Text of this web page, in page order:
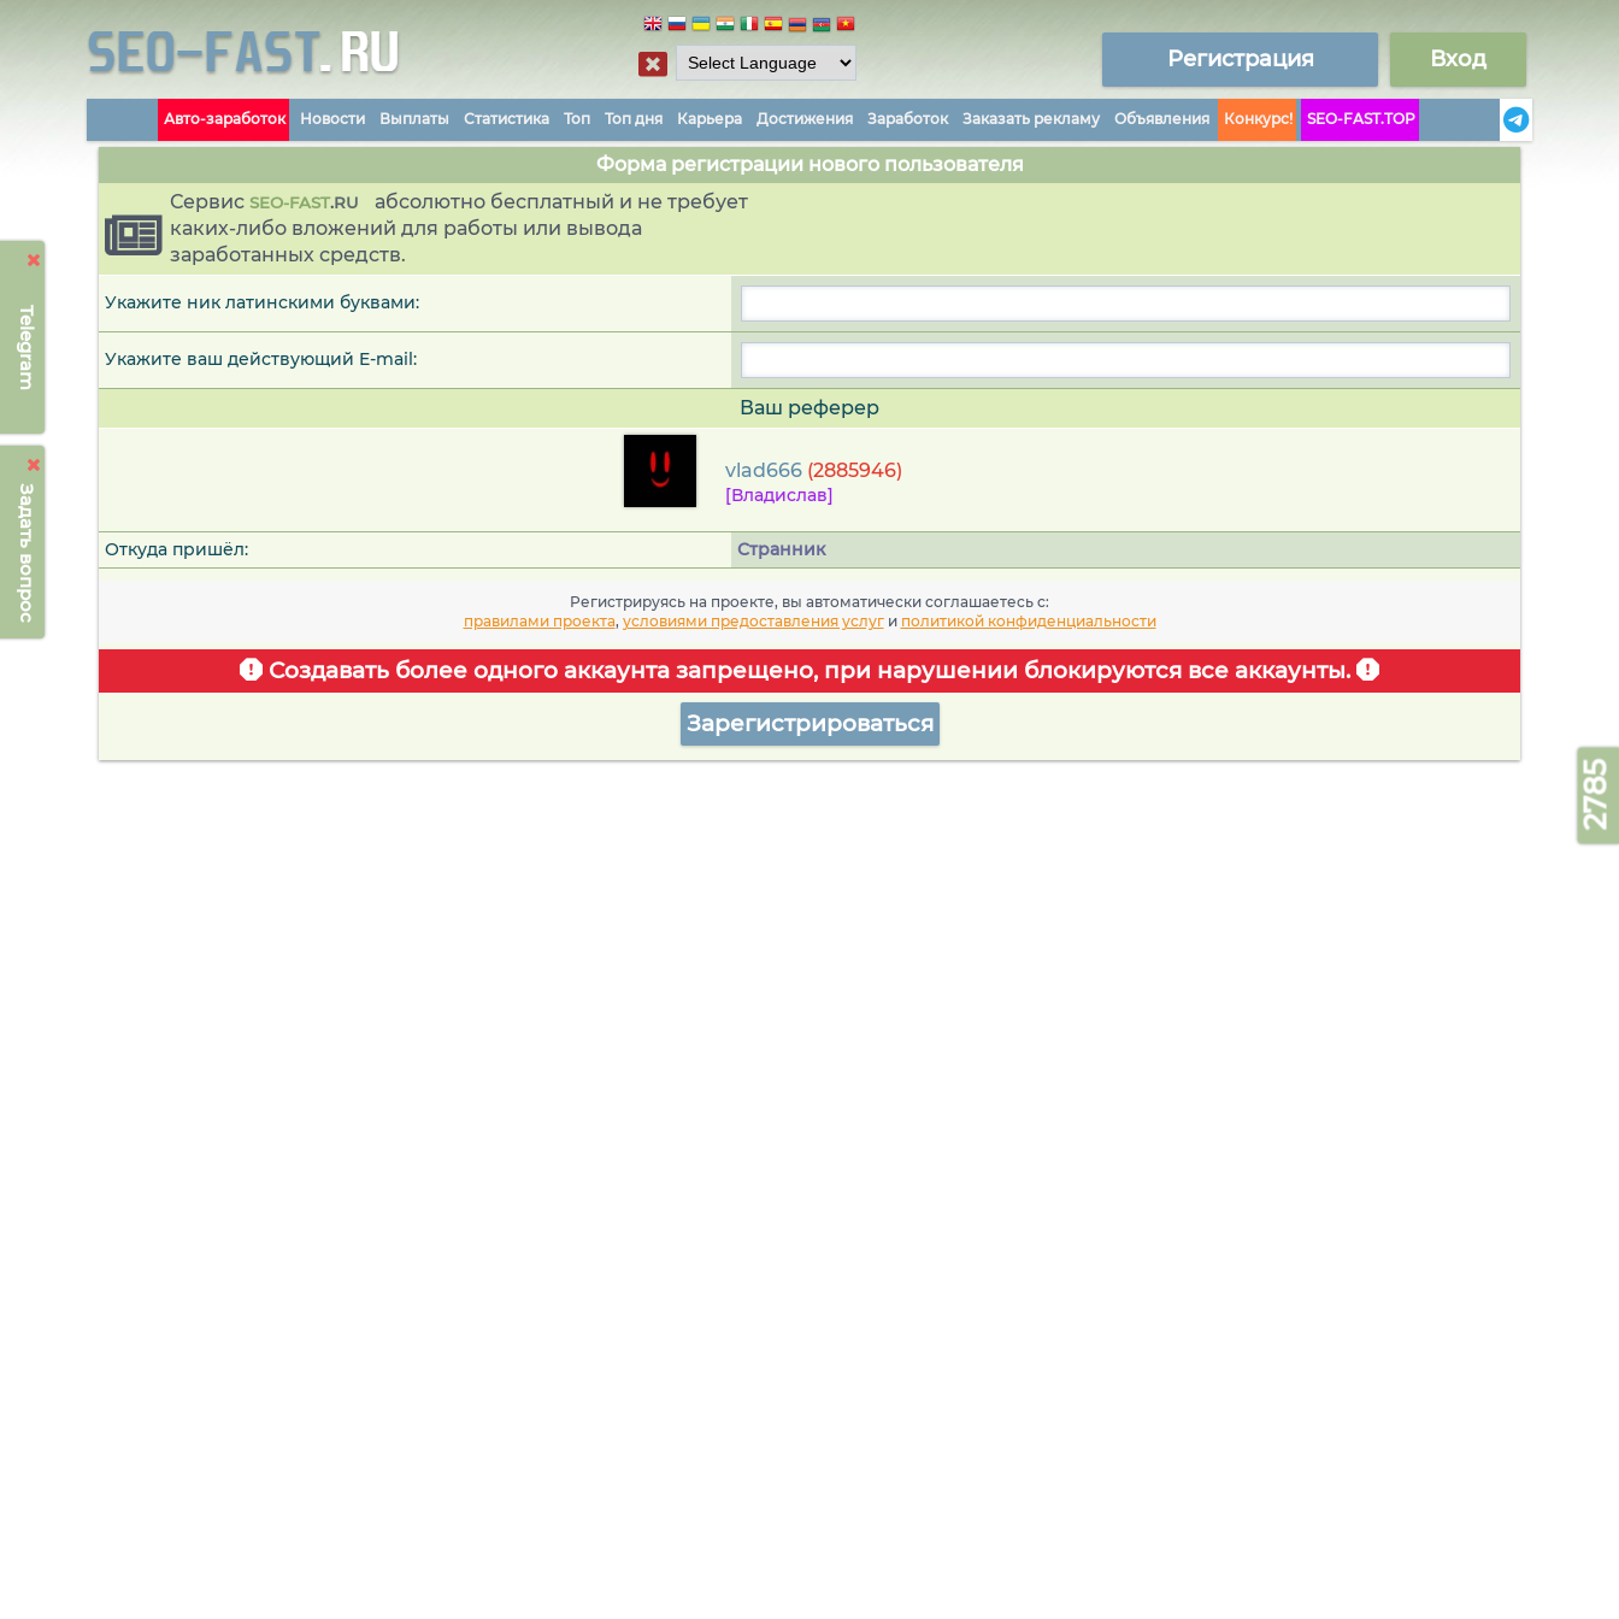
Telegram
Задать вопрос
Регистрация Вход
Авто-заработок Новости Выплаты Статистика Топ Топ дня Карьера Достижения Заработок Заказать рекламу Объявления Конкурс! SEO-FAST.TOP
Форма регистрации нового пользователя
Сервис SEO-FAST.RU
абсолютно бесплатный и не требует
каких-либо вложений для работы или вывода
заработанных средств.
Укажите ник латинскими буквами:
Укажите ваш действующий E-mail:
Ваш реферер
vlad666 (2885946)
[Владислав]
Откуда пришёл: Странник
Регистрируясь на проекте, вы автоматически соглашаетесь c:
правилами проекта, условиями предоставления услуги политикой конфиденциальности
Создавать более одного аккаунта запрещено, при нарушении блокируются все аккаунты.
Зарегистрироваться
2785